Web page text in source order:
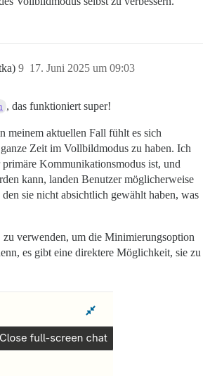
17. Juni 2025 um 09:03
9
, das funktioniert super!
meinem aktuellen Fall fühlt es sich
Zeit im Vollbildmodus zu haben. Ich
primäre Kommunikationsmodus ist, und
kann, landen Benutzer möglicherweise
sie nicht absichtlich gewählt haben, was
zu verwenden, um die Minimierungsoption
es gibt eine direktere Möglichkeit, sie zu